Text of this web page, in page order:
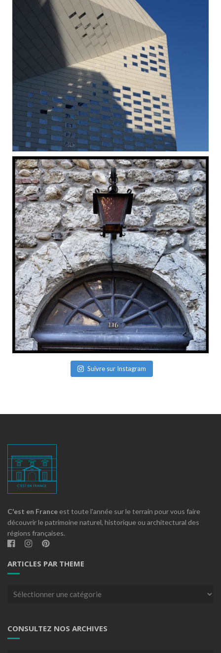
Suivre sur Instagram
C'est en France est toute l'année sur le terrain pour vous faire
découvrir le patrimoine naturel, historique ou architectural des
régions françaises.
ARTICLES PAR THEME
Articles
CONSULTEZ NOS ARCHIVES